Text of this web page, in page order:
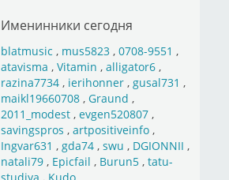
Именинники сегодня
blatmusic , mus5823, 0708-9551 ,
atavisma , Vitamin , alligator6,
razina7734, ierihonner, gusal731 ,
maikl19660708, Graund ,
2011_modest, evgen520807,
savingspros , artpositiveinfo,
Ingvar631 , gda74, swu , DGIONNII ,
natali79, Epicfail , Burun5, tatu-